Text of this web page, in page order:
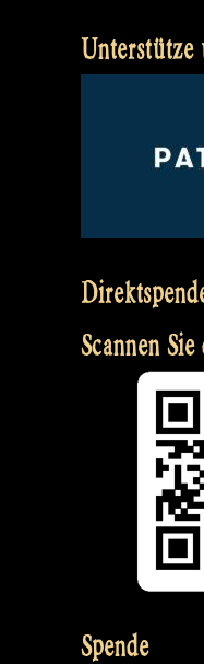
Unterstütze
Scannen
Spende